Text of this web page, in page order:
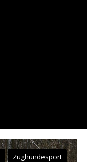
Zughundesport